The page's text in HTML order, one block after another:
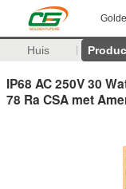
Huis
IP68 AC 250V 30
78 Ra CSA met